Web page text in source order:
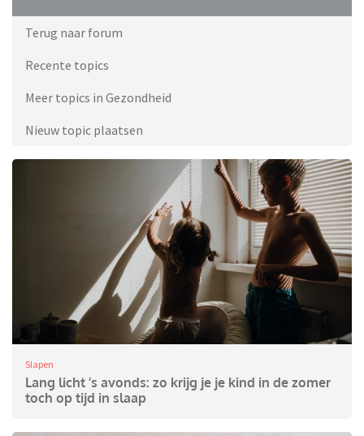
Terug naar forum
Recente topics
Meer topics in Gezondheid
Nieuw topic plaatsen
Slapen
Lang licht ’s avonds: zo krijg je je kind in de zomer
toch op tijd in slaap